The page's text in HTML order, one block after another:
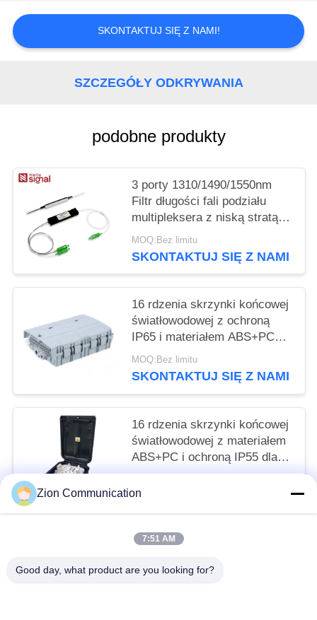
POLICY
SKONTAKTUJ SIĘ Z NAMI!
SZCZEGÓŁY ODKRYWANIA
podobne produkty
3 porty 1310/1490/1550nm
Filtr długości fali podziału
multipleksera z niską stratą
wstawiania wysokiej izolacji
kanału i wolnej od epoksydu
MOQ:Bez limitu
SKONTAKTUJ SIĘ Z NAMI
16 rdzenia skrzynki końcowej
światłowodowej z ochroną
IP65 i materiałem ABS+PC
dla bezpiecznego zarządzania
światłem
MOQ:Bez limitu
SKONTAKTUJ SIĘ Z NAMI
16 rdzenia skrzynki końcowej
światłowodowej z materiałem
ABS+PC i ochroną IP55 dla
sieci Fttx
SKONTAKTUJ SIĘ Z NAMI
Zion Communication
7:51 AM
Good day, what product are you looking for?